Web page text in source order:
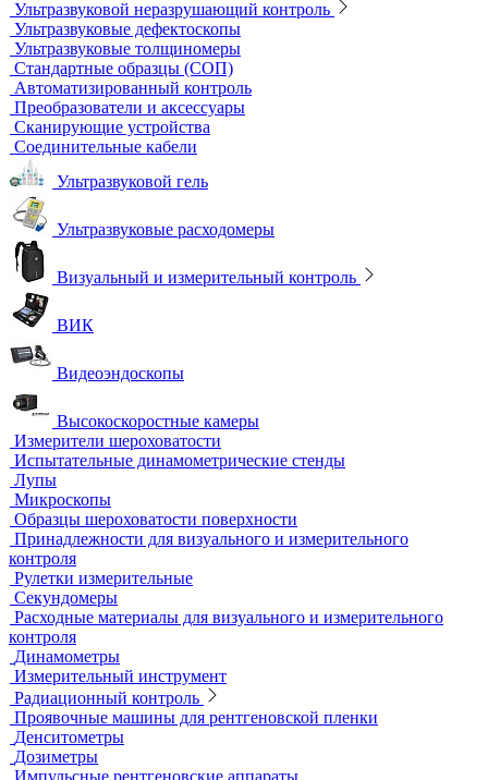
Термостаты
Термостаты жидкостные
Термостаты твердотельные
Химическое и биохимическое потребление кислорода
Ультразвуковой неразрушающий контроль
Ультразвуковые дефектоскопы
Ультразвуковые толщиномеры
Стандартные образцы (СОП)
Автоматизированный контроль
Преобразователи и аксессуары
Сканирующие устройства
Соединительные кабели
Ультразвуковой гель
Ультразвуковые расходомеры
Визуальный и измерительный контроль
ВИК
Видеоэндоскопы
Высокоскоростные камеры
Измерители шероховатости
Испытательные динамометрические стенды
Лупы
Микроскопы
Образцы шероховатости поверхности
Принадлежности для визуального и измерительного
контроля
Рулетки измерительные
Секундомеры
Расходные материалы для визуального и измерительного
контроля
Динамометры
Измерительный инструмент